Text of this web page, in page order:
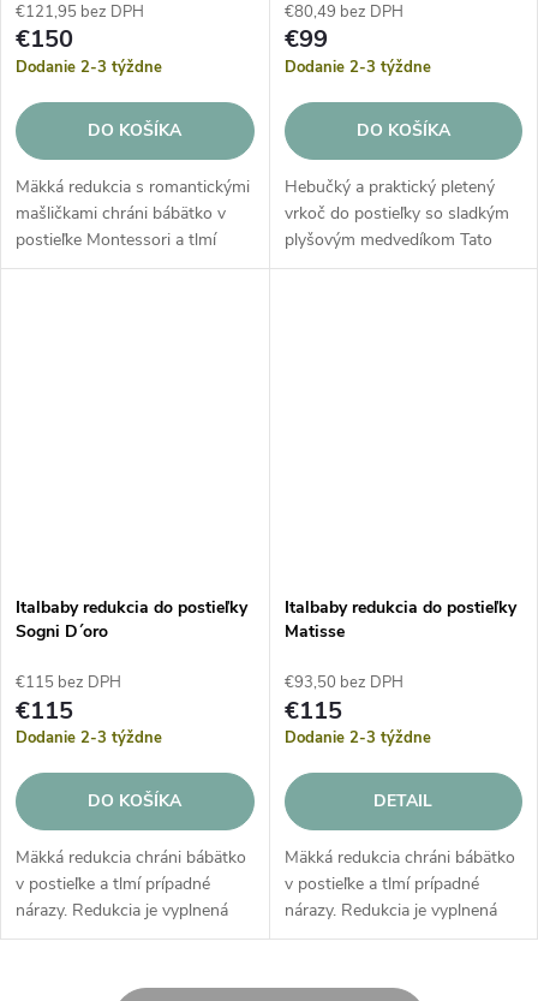
€121,95 bez DPH
€150
Dodanie 2-3 týždne
DO KOŠÍKA
Mäkká redukcia s romantickými
mašličkami chráni bábätko v
postieľke Montessori a tlmí
prípadné nárazy. Redukcia je
€80,49 bez DPH
€99
Dodanie 2-3 týždne
DO KOŠÍKA
Hebučký a praktický pletený
vrkoč do postieľky so sladkým
plyšovým medvedíkom Tato
ukončený romantickými
Italbaby redukcia do postieľky
Sogni D´oro
€115 bez DPH
€115
Dodanie 2-3 týždne
DO KOŠÍKA
Mäkká redukcia chráni bábätko
v postieľke a tlmí prípadné
nárazy. Redukcia je vyplnená
špeciálnou hrubou
silikónového vlákna, vďaka
Italbaby redukcia do postieľky
Matisse
€93,50 bez DPH
€115
Dodanie 2-3 týždne
DETAIL
Mäkká redukcia chráni bábätko
v postieľke a tlmí prípadné
nárazy. Redukcia je vyplnená
špeciálnou hrubou
silikónového vlákna, vďaka